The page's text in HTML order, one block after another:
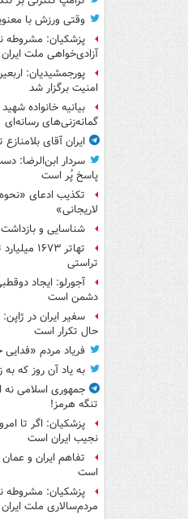
وقتی ورزش با
پزشکیان: مشروطه
آزادی‌خواهی ملت ایران
امنیت برگزار شد
بیانیه خانواده
گمانه‌زنی‌های رسانه‌ای
ایران آقای
سردار ابن‌الرضا:
پاسخ پُر است
تکذیب ادعای
لاریجانی»
شناسایی و بازداشت ۲۱مزدور موساد در کرمان
تهاتر
تراستی
آجورلو: ایجاد
دشمن است
سفیر ایران در
حال تکرار است
فریاد مردم
به یاد آن روز که به
جمهوری اسلامی نه
تنگه هرمز!
پزشکیان: اگر تا
نجیب ایران است
تفاهم ایران و
است
پزشکیان: مشروطه
مردم‌سالاری ملت